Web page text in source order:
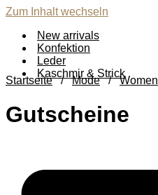
Zum Inhalt wechseln
New arrivals
Konfektion
Leder
Kaschmir & Strick
Startseite / Mode / Women
Gutscheine